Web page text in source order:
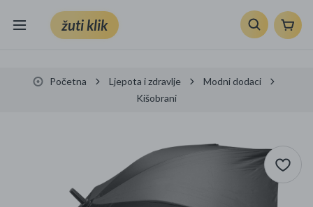
žuti klik
VRT I ALATI
Početna Ljepota i zdravlje
Modni dodaci
Kišobrani